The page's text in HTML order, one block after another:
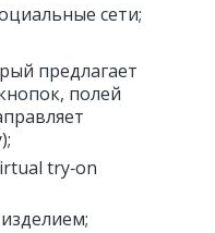
сети;
предлагает
полей
try‑on